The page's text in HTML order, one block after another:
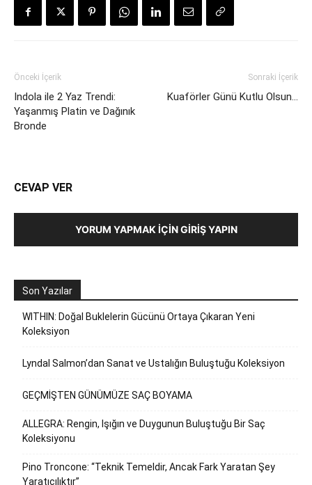
Önceki İçerik
Indola ile 2 Yaz Trendi:
Yaşanmış Platin ve Dağınık
Bronde
Sonraki İçerik
Kuaförler Günü Kutlu Olsun…
CEVAP VER
YORUM YAPMAK İÇIN GIRIŞ YAPIN
Son Yazılar
WITHIN: Doğal Buklelerin Gücünü Ortaya Çıkaran Yeni
Koleksiyon
Lyndal Salmon’dan Sanat ve Ustalığın Buluştuğu Koleksiyon
GEÇMİŞTEN GÜNÜMÜZE SAÇ BOYAMA
ALLEGRA: Rengin, Işığın ve Duygunun Buluştuğu Bir Saç
Koleksiyonu
Pino Troncone: “Teknik Temeldir, Ancak Fark Yaratan Şey
Yaratıcılıktır”